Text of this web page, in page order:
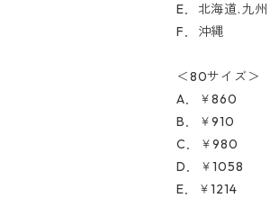
E．北海道.九州
F．沖縄
＜80サイズ＞
A．￥860
B．￥910
C．￥980
D．￥1058
E．￥1214